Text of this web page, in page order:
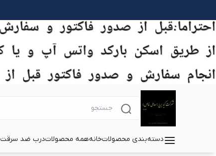
دسته‌بندی محصولاتخانههمه محصولاتدرب ضد سرقت